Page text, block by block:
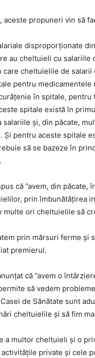
aceste propuneri vin să
disproporţionate
au cheltuieli cu
care cheltuielile de
pentru
în spitale,
spitale există în
salariile şi, din păcate,
Şi pentru aceste spitale
să se bazeze în
că ”avem, din
prin îmbunătăţirea
multe ori cheltuielile să
prin mărsuri ferme
premierul.
că ”avem o
să vedem
de Sănătate sunt
cheltuielile şi să fim
a multor cheltuieli şi o
private şi cele